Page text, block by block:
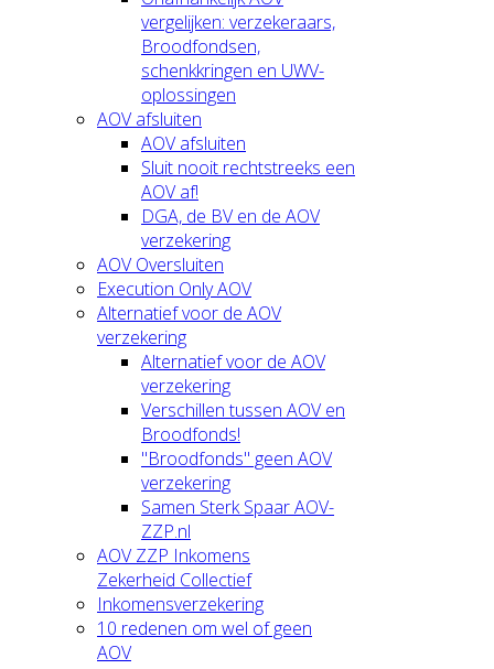
vergelijken: verzekeraars,
Broodfondsen,
schenkkringen en UWV-
oplossingen
AOV afsluiten
AOV afsluiten
Sluit nooit rechtstreeks een
AOV af!
DGA, de BV en de AOV
verzekering
AOV Oversluiten
Execution Only AOV
Alternatief voor de AOV
verzekering
Alternatief voor de AOV
verzekering
Verschillen tussen AOV en
Broodfonds!
"Broodfonds" geen AOV
verzekering
Samen Sterk Spaar AOV-
ZZP.nl
AOV ZZP Inkomens
Zekerheid Collectief
Inkomensverzekering
10 redenen om wel of geen
AOV